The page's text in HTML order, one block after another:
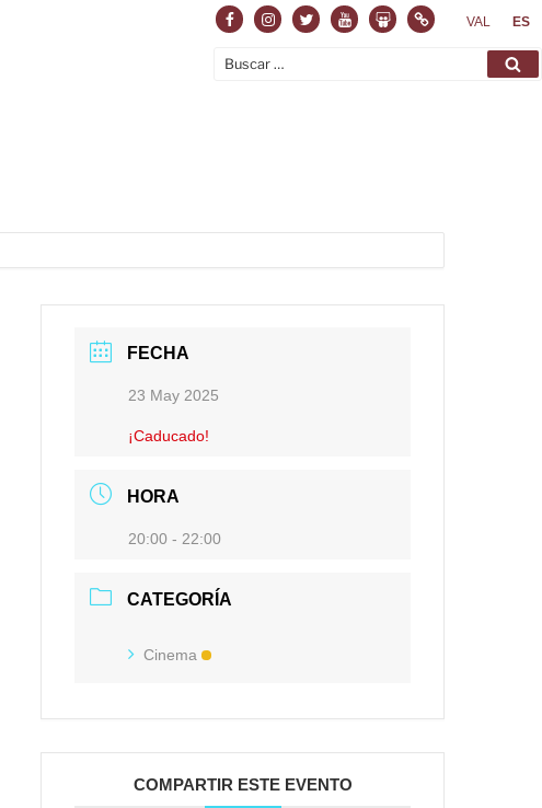
FacebookInstagram
TwitterYoutubeSlideshare
NormasVAL ES
Buscar
FECHA
23 May 2025
¡Caducado!
HORA
20:00 - 22:00
CATEGORÍA
Cinema
COMPARTIR ESTE EVENTO